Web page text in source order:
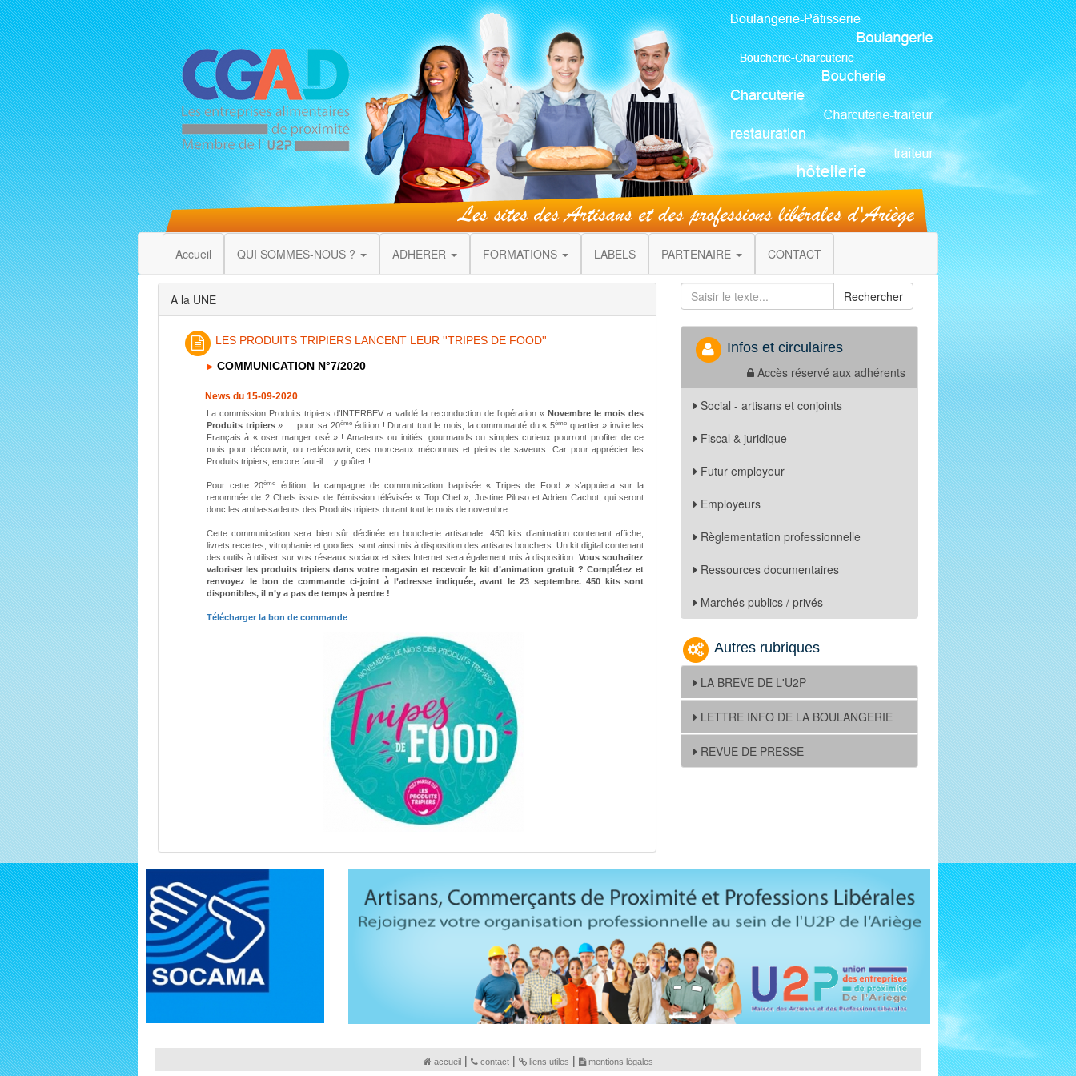
Accueil QUI SOMMES-NOUS ? ADHERER FORMATIONS LABELS PARTENAIRE CONTACT
A la UNE
LES PRODUITS TRIPIERS LANCENT LEUR ''TRIPES DE FOOD''
COMMUNICATION N°7/2020
News du 15-09-2020
La commission Produits tripiers d’INTERBEV a validé la reconduction de l’opération « Novembre le mois des
Produits tripiers» … pour sa 20èmeédition ! Durant tout le mois, la communauté du « 5ème quartier » invite les
Français à « oser manger osé » ! Amateurs ou initiés, gourmands ou simples curieux pourront profiter de ce
mois pour découvrir, ou redécouvrir, ces morceaux méconnus et pleins de saveurs. Car pour apprécier les
Produits tripiers, encore faut-il… y goûter !
Pour cette 20ème
édition, la campagne de communication baptisée « Tripes de Food » s’appuiera sur la
renommée de 2 Chefs issus de l’émission télévisée « Top Chef », Justine Piluso et Adrien Cachot, qui seront
donc les ambassadeurs des Produits tripiers durant tout le mois de novembre.
Cette communication sera bien sûr déclinée en boucherie artisanale. 450 kits d’animation contenant affiche,
livrets recettes, vitrophanie et goodies, sont ainsi mis à disposition des artisans bouchers. Un kit digital contenant
des outils à utiliser sur vos réseaux sociaux et sites Internet sera également mis à disposition. Vous souhaitez
valoriser les produits tripiers dans votre magasin et recevoir le kit d’animation gratuit ? Complétez et
renvoyez le bon de commande ci-joint à l’adresse indiquée, avant le 23 septembre. 450 kits sont
disponibles, il n’y a pas de temps à perdre !
Télécharger la bon de commande
Rechercher
Infos et circulaires
Accès réservé aux adhérents
Social - artisans et conjoints
Fiscal & juridique
Futur employeur
Employeurs
Règlementation professionnelle
Ressources documentaires
Marchés publics / privés
Autres rubriques
LA BREVE DE L'U2P
LETTRE INFO DE LA BOULANGERIE
REVUE DE PRESSE
accueil| contact| liens utiles | mentions légales